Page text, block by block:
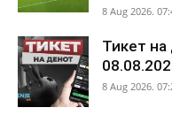
8 Aug 2026.
Тикет на
8 Aug 2026.